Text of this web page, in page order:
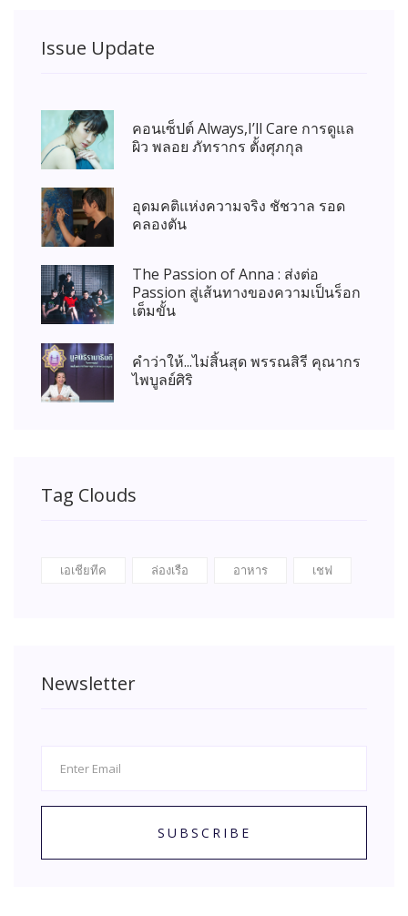
Issue Update
คอนเซ็ปต์ Always,I’ll Care การดูแล
ผิว พลอย ภัทรากร ตั้งศุภกุล
อุดมคติแห่งความจริง ชัชวาล รอด
คลองตัน
The Passion of Anna : ส่งต่อ
Passion สู่เส้นทางของความเป็นร็อก
เต็มขั้น
คำว่าให้...ไม่สิ้นสุด พรรณสิรี คุณากร
ไพบูลย์ศิริ
Tag Clouds
เอเชียทีค ล่องเรือ อาหาร เชฟ
Newsletter
SUBSCRIBE